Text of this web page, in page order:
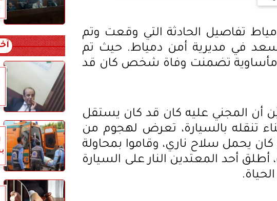
تفاصيل الحادثة التي وقعت وتم
في مديرية أمن دمياط. حيث تم
مأساوية تضمنت وفاة شخص كان قد
أن المجني عليه كان قد كان يستقل
تنقله بالسيارة، تعرض لهجوم من
يحمل سلاح ناري، وقاموا بمحاولة
أحد المعتدين النار على السيارة